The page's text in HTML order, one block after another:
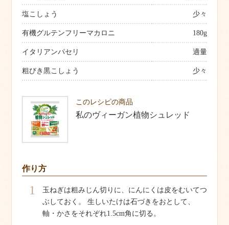
塩こしょう 少々
有機グルテンフリーマカロニ 180g
イタリアンパセリ 適量
粗びき黒こしょう 少々
このレシピの商品
私のヴィーガン植物シュレッド
作り方
1
玉ねぎは粗みじん切りに、にんにくは皮をむいてつ
ぶしておく。 生しいたけは石づきをおとして、
軸・かさをそれぞれ1.5cm角に切る。